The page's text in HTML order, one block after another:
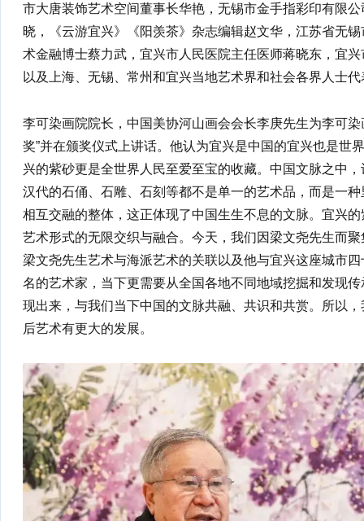
市大唐装饰艺术空间董事长华艳，无锡市金手指彩印有限
晓，《云游宜兴》《阳羡茶》杂志编辑赵文华，江苏省无
术金融博士蔡力武，宜兴市人民医院主任医师蒋晓东，宜
以及上海、无锡、常州和宜兴当地艺术界和社会各界人士
李可染画院院长，中国美协河山画会会长李庚先生为李可
奖”并在颁奖仪式上讲话。他认为宜兴是中国的宜兴也是世
兴的紫砂更是全世界人民至爱至宝的收藏。中国文脉之中
汉代的石俑、石雕、石刻等都不是单一的艺术品，而是一
相互交融的整体，这正体现了中国生生不息的文脉。宜兴
艺术形式的无限交织与融合。今天，我们因梁文尧先生而
梁文尧先生艺术与海派艺术的关联以及他与宜兴这座城市
名的艺术家，当下更需要从全国各地不同地域挖掘和发现
现出来，与我们当下中国的文脉共融、共识和共赏。所以
后艺术有更大的发展。